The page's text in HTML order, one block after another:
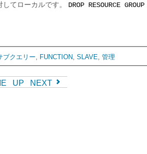
てローカルです。 DROP RESOURCE GROUP
ブクエリー FUNCTION, SLAVE 管理
UP NEXT